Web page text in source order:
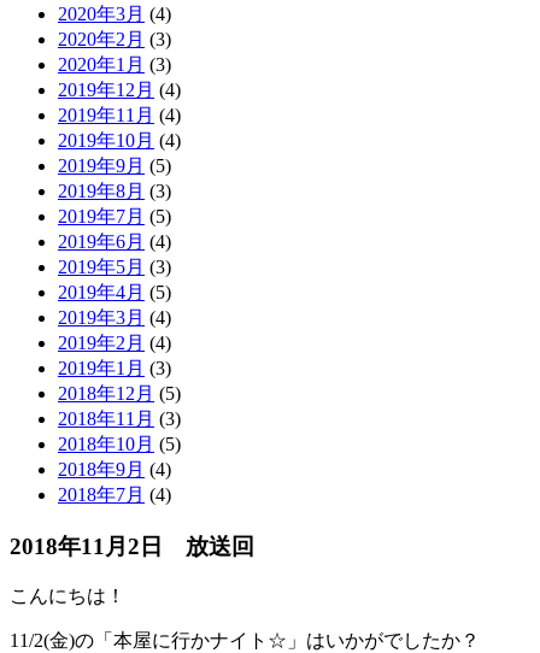
2020年3月 (4)
2020年2月 (3)
2020年1月 (3)
2019年12月 (4)
2019年11月 (4)
2019年10月 (4)
2019年9月 (5)
2019年8月 (3)
2019年7月 (5)
2019年6月 (4)
2019年5月 (3)
2019年4月 (5)
2019年3月 (4)
2019年2月 (4)
2019年1月 (3)
2018年12月 (5)
2018年11月 (3)
2018年10月 (5)
2018年9月 (4)
2018年7月 (4)
2018年11月2日 放送回
こんにちは！
11/2(金)の「本屋に行かナイト☆」はいかがでしたか？